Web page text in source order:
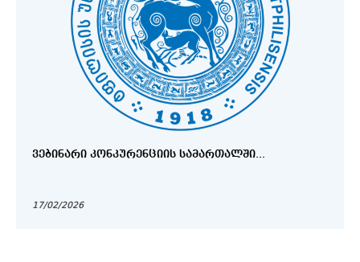
ᲕᲔᲑᲘᲜᲐᲠᲘ ᲙᲝᲜᲙᲣᲠᲔᲜᲪᲘᲘᲡ ᲡᲐᲛᲐᲠᲗᲐᲚᲨᲘ...
17/02/2026